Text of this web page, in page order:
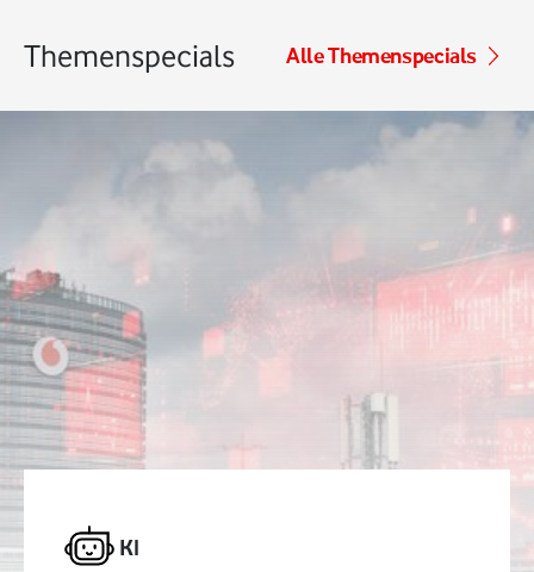
Themenspecials Alle Themenspecials
KI